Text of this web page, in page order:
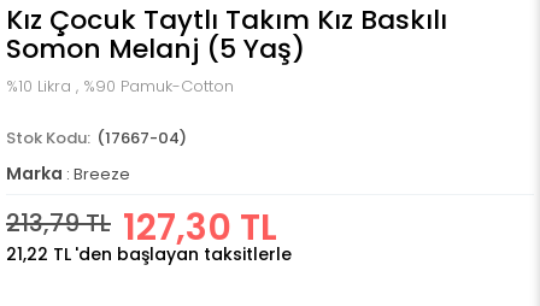
Kız Çocuk Taytlı Takım Kız Baskılı
Somon Melanj (5 Yaş)
%10 Likra , %90 Pamuk-Cotton
(17667-04)
Marka : Breeze
213,79 TL 127,30 TL
21,22 TL 'den başlayan taksitlerle